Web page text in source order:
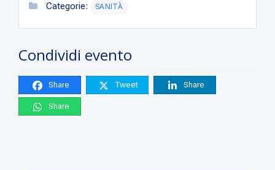
Categorie: SANITÀ
Condividi evento
Share Tweet Share
Share